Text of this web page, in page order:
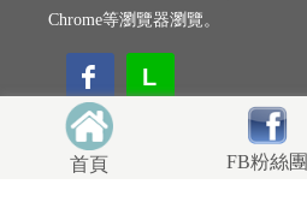
首頁 FB粉絲團
Chrome等瀏覽器瀏覽。
L